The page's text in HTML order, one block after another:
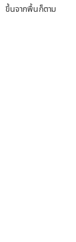
ขึ้นจากพื้นก็ตาม